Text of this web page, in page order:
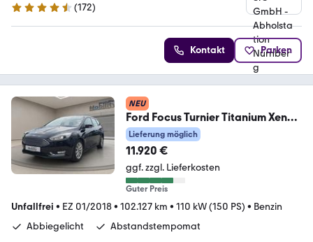
4.5 Sterne
(172)
Kontakt Parken
NEU
Ford Focus Turnier Titanium Xenon
Cam Sony ACC
Lieferung möglich
11.920 €
ggf. zzgl. Lieferkosten
Guter Preis
Unfallfrei • EZ 01/2018• 102.127 km • 110 kW (150 PS) • Benzin
Abbiegelicht
Abstandstempomat